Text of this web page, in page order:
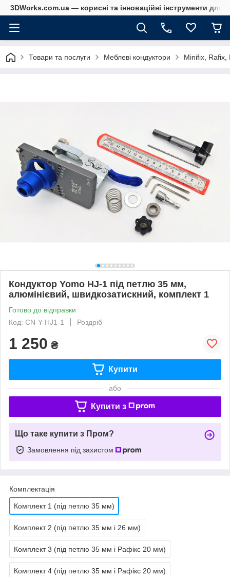
3DWorks.com.ua — корисні та інноваційні інструменти для
Товари та послуги Меблеві кондуктори Minifix, Rafix,
Кондуктор Yomo HJ-1 під петлю 35 мм,
алюмінієвий, швидкозатискний, комплект 1
Готово до відправки
Код: CN-Y-HJ1-1
Роздріб
1 250 ₴
Купити
або
Купити з
Що таке купити з Пром?
Замовлення під захистом
Комплектація
Комплект 1 (під петлю 35 мм)
Комплект 2 (під петлю 35 мм і 26 мм)
Комплект 3 (під петлю 35 мм і Рафікс 20 мм)
Комплект 4 (під петлю 35 мм і Рафікс 20 мм)